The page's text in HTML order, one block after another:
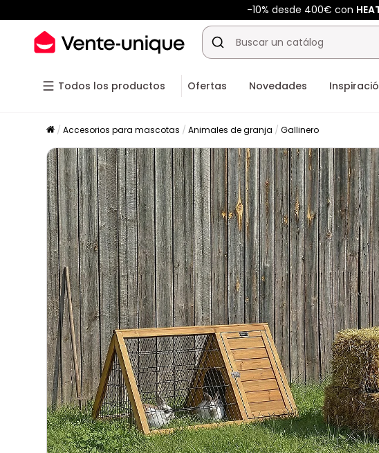
-10% desde 400€ con
Todos los productos Ofertas Novedades
Accesorios para mascotas Animales de granja Gallinero